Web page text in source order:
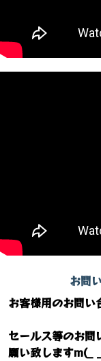
お問
お客様用のお問い
セールス等のお問
願い致しますm(_